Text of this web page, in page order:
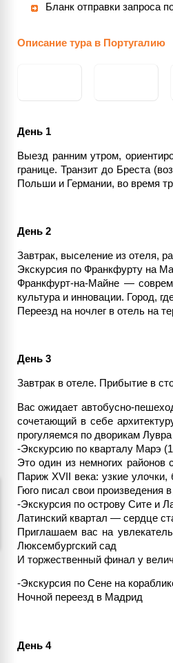
Бланк отправки запроса
Описание тура в Португалию
День 1
Выезд ранним утром,
границе. Транзит до Бреста
Польши и Германии, во время
День 2
Завтрак, выселение из отеля,
Экскурсия по Франкфурту на
Франкфурт-на-Майне —
культура и инновации. Город,
Переезд на ночлег в отель на
День 3
Завтрак в отеле. Прибытие в
Вас ожидает автобусно-
сочетающий в себе
прогуляемся по дворикам
-Экскурсию по кварталу Марэ
Это один из немногих районов
Париж XVII века: узкие
Гюго писал свои произведения
-Экскурсия по острову Сите и
Латинский квартал — сердце
Приглашаем вас на
Люксембургский сад
И торжественный финал у
-Экскурсия по Сене на
Ночной переезд в Мадрид
День 4